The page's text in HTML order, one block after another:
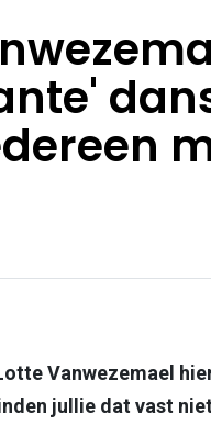
Vanwezemael
jullie dat vast